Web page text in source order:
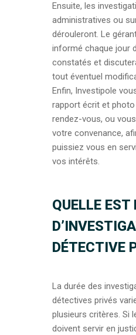
Ensuite, les
administratives ou
dérouleront. Le
informé chaque jour
constatés et
tout éventuel
Enfin, Investipole
rapport écrit et photo
rendez-vous, ou
votre convenance,
puissiez vous en
vos intérêts.
QUELLE EST
DÉTECTIVE
La durée des
détectives privés
plusieurs critères. Si
doivent servir en